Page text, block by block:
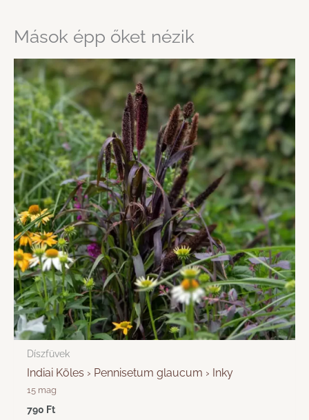
Mások épp őket nézik
Díszfüvek
Indiai Köles › Pennisetum glaucum › Inky
15 mag
790 Ft